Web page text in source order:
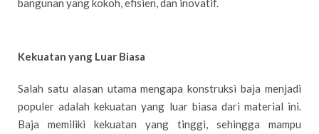
bangunan yang kokoh, efisien, dan inovatif.
Kekuatan yang Luar Biasa
Salah satu alasan utama mengapa konstruksi baja menjadi
populer adalah kekuatan yang luar biasa dari material ini.
Baja memiliki kekuatan yang tinggi, sehingga mampu